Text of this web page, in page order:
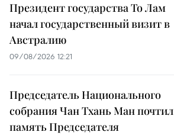
Президент государства То Лам
начал государственный визит в
Австралию
09/08/2026 12:21
Председатель Национального
собрания Чан Тхань Ман почтил
память Председателя